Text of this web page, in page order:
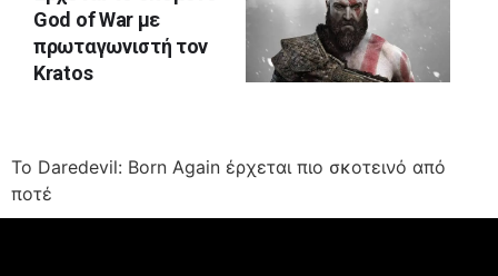
God of War με
πρωταγωνιστή τον
Kratos
Το Daredevil: Born Again έρχεται πιο σκοτεινό από
ποτέ